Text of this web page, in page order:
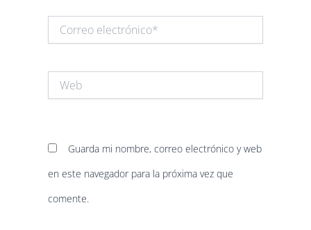
electrónico*
Guarda mi nombre, correo electrónico y web
en este navegador para la próxima vez que
comente.